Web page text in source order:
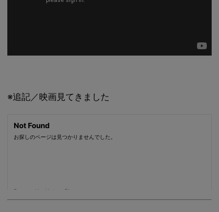
※追記／映画見てきました